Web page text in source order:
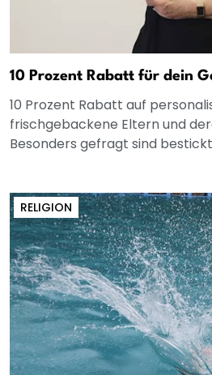
10 Prozent Rabatt für dein
10 Prozent Rabatt auf
frischgebackene Eltern und
Besonders gefragt sind
RELIGION